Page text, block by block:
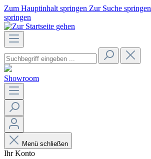
Zum Hauptinhalt springen Zur Suche springen
springen
Showroom
Menü schließen
Ihr Konto